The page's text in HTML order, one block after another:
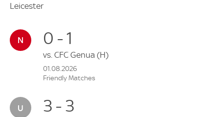
Leicester
0 - 1
vs. CFC Genua (H)
01.08.2026
Friendly Matches
3 - 3